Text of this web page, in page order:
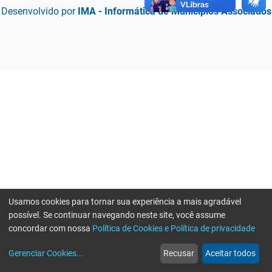
Desenvolvido por IMA - Informática de Municípios Associados
web
Notícias
more_horiz
Mais
Usamos cookies para tornar sua experiência a mais agradável
possível. Se continuar navegando neste site, você assume
concordar com nossa Política de Cookies e Política de privacidade
Gerenciar Cookies... Recusar Aceitar todos
Erro ao enviar informações, por favor tente novamente